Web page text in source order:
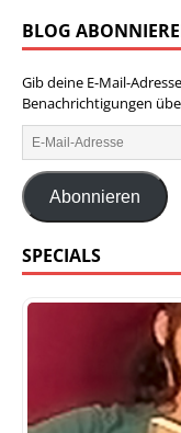
BLOG
Gib deine E-Mail-
Benachrichtigungen
Abonnieren
SPECIALS